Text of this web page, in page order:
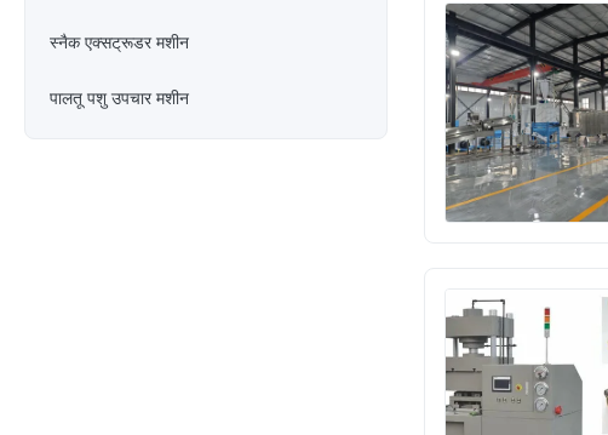
स्नैक एक्सट्रूडर मशीन
पालतू पशु उपचार मशीन